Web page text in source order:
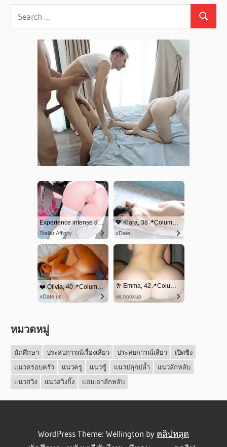
หมวดหมู่
นักศึกษา ประสบการณ์เรื่องเสียว ประสบการณ์เสียว
เปิดซิง
แนวครอบครัว
แนวครู แนวชู้ แนวปลุกปล้ำ
แนวลักหลับ
แนวสวิง
แนวสวิงกิ้ง แอบเอาลักหลับ
WordPress Theme: Wellington by คลิปหลุด